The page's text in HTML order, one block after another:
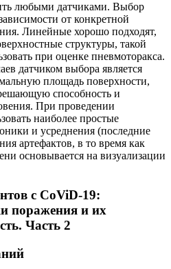
любыми датчиками. Выбор
от конкретной
Линейные хорошо подходят,
структуры, такой
при оценке пневмоторакса.
датчиком выбора является
площадь поверхности,
способность и
При проведении
наиболее простые
и усреднения (последние
артефактов, в то время как
основывается на визуализации